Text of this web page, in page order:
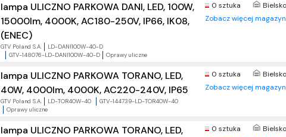
lampa ULICZNO PARKOWA DANI, LED, 100W,
15000lm, 4000K, AC180-250V, IP66, IK08,
(ENEC)
GTV Poland S.A.
LD-DANI100W-40-D
GTV-148076-LD-DANI100W-40-D
Oprawy uliczne
0 sztuka
Bielsko
Zobacz więcej
lampa ULICZNO PARKOWA TORANO, LED,
40W, 4000lm, 4000K, AC220-240V, IP65
GTV Poland S.A. LD-TOR40W-40
GTV-144739-LD-TOR40W-40
Oprawy uliczne
0 sztuka
Bielsko
Zobacz więcej
lampa ULICZNO PARKOWA TORANO, LED,
0 sztuka
Bielsko